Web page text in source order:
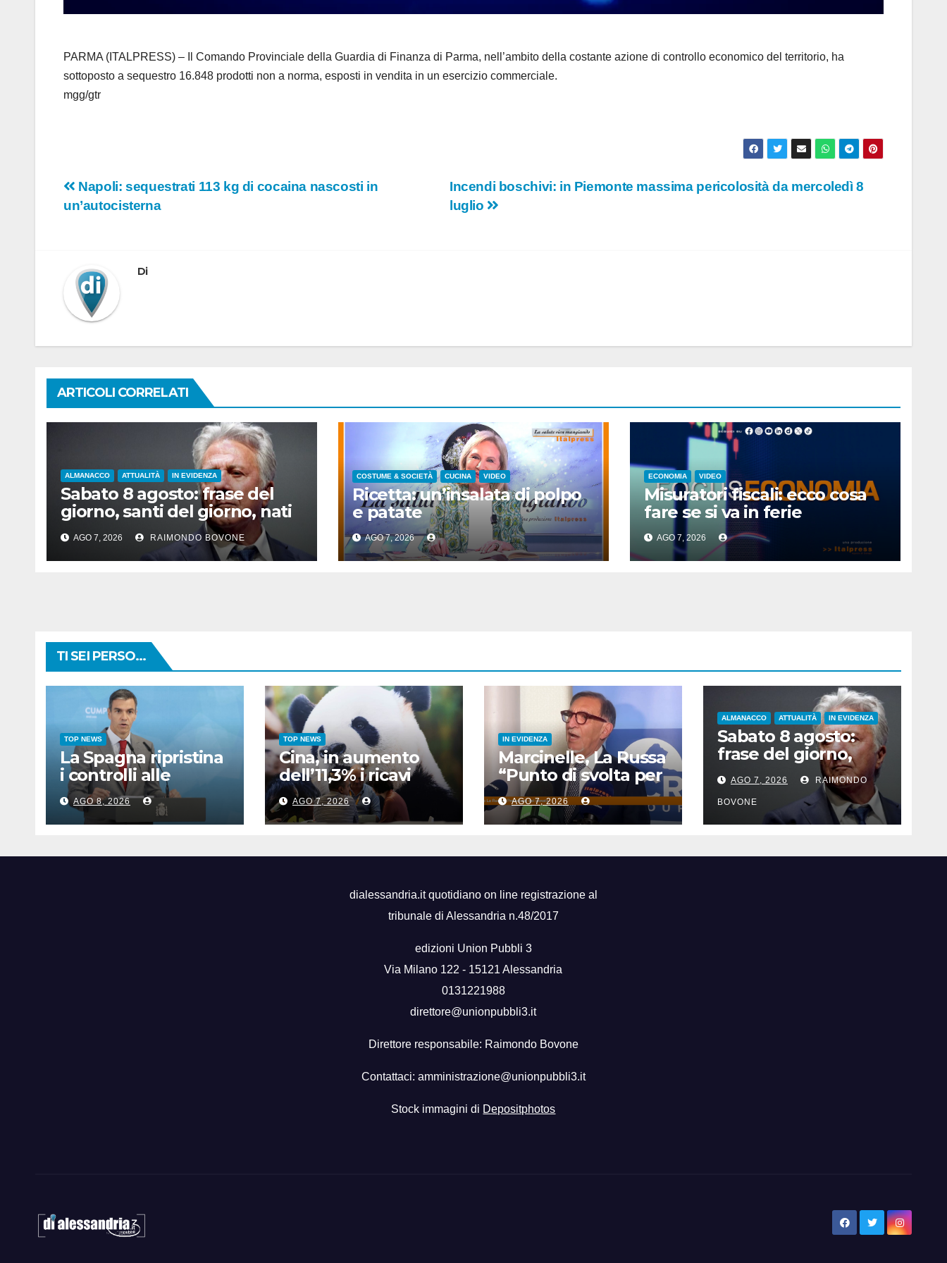
e
o
PARMA (ITALPRESS) – Il Comando Provinciale della Guardia di Finanza di Parma, nell’ambito della costante azione di controllo economico del territorio, ha
sottoposto a sequestro 16.848 prodotti non a norma, esposti in vendita in un esercizio commerciale.
mgg/gtr
Navigazione
Incendi boschivi: in Piemonte massima pericolosità da mercoledì 8
luglio
Napoli: sequestrati 113 kg di cocaina nascosti in
un’autocisterna
Di
ARTICOLI CORRELATI
ALMANACCO ATTUALITÀ IN EVIDENZA
Sabato 8 agosto: frase del
giorno, santi del giorno, nati
famosi, accadde oggi
AGO 7, 2026 RAIMONDO BOVONE
COSTUME & SOCIETÀ CUCINA VIDEO
Ricetta: un’insalata di polpo
e patate
AGO 7, 2026
ECONOMIA VIDEO
Misuratori fiscali: ecco cosa
fare se si va in ferie
AGO 7, 2026
TI SEI PERSO...
TOP NEWS
La Spagna ripristina
i controlli alle
frontiere con l’Italia
AGO 8, 2026
TOP NEWS
Cina, in aumento
dell’11,3% i ricavi
dell’industria
pubblicitaria
AGO 7, 2026
IN EVIDENZA
Marcinelle, La Russa
“Punto di svolta per
la sicurezza sul
lavoro”
AGO 7, 2026
ALMANACCO ATTUALITÀ IN EVIDENZA
Sabato 8 agosto:
frase del giorno,
santi del giorno, nati
famosi, accadde
oggi
AGO 7, 2026 RAIMONDO
BOVONE
dialessandria.it quotidiano on line registrazione al
tribunale di Alessandria n.48/2017
edizioni Union Pubbli 3
Via Milano 122 - 15121 Alessandria
0131221988
direttore@unionpubbli3.it
Direttore responsabile: Raimondo Bovone
Contattaci: amministrazione@unionpubbli3.it
Stock immagini di Depositphotos